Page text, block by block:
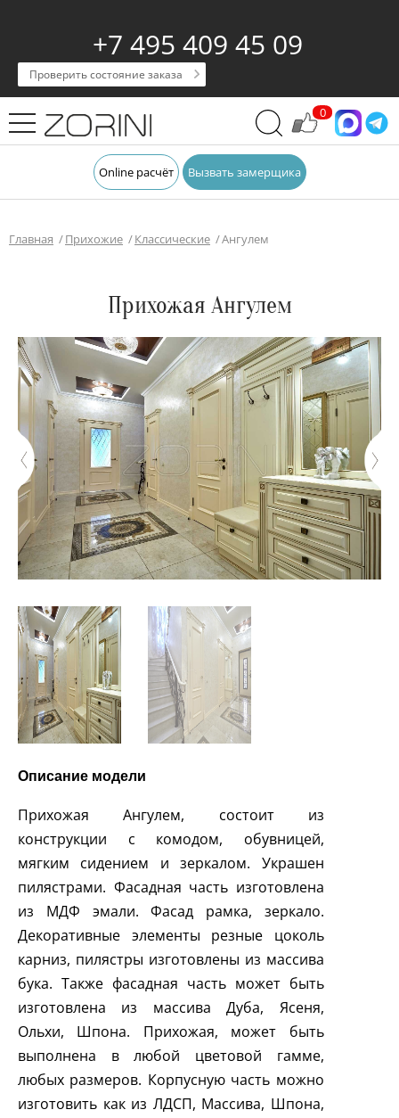
+7 495 409 45 09
Проверить состояние заказа
0
Online расчёт Вызвать замерщика
Главная Прихожие Классические Ангулем
Прихожая Ангулем
Описание модели
Прихожая Ангулем, состоит из
конструкции с комодом, обувницей,
мягким сидением и зеркалом. Украшен
пилястрами. Фасадная часть изготовлена
из МДФ эмали. Фасад рамка, зеркало.
Декоративные элементы резные цоколь
карниз, пилястры изготовлены из массива
бука. Также фасадная часть может быть
изготовлена из массива Дуба, Ясеня,
Ольхи, Шпона. Прихожая, может быть
выполнена в любой цветовой гамме,
любых размеров. Корпусную часть можно
изготовить как из ЛДСП, Массива, Шпона,